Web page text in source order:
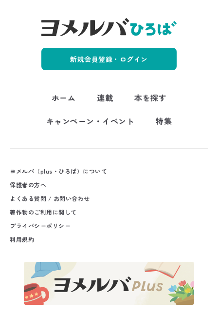
新規会員登録・ログイン
ホーム 連載
本を探す
キャンペーン・イベント
特集
ヨメルバ（plus・ひろば）について
保護者の方へ
よくある質問 / お問い合わせ
著作物のご利用に関して
プライバシーポリシー
利用規約